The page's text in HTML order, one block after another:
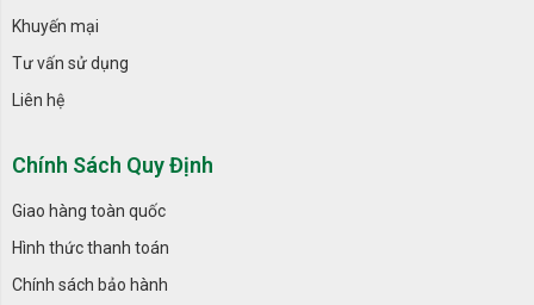
Khuyến mại
Tư vấn sử dụng
Liên hệ
Chính Sách Quy Định
Giao hàng toàn quốc
Hình thức thanh toán
Chính sách bảo hành